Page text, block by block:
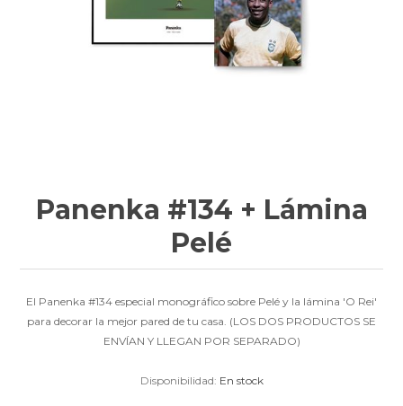
Panenka #134 + Lámina
Pelé
El Panenka #134 especial monográfico sobre Pelé y la lámina 'O Rei'
para decorar la mejor pared de tu casa. (LOS DOS PRODUCTOS SE
ENVÍAN Y LLEGAN POR SEPARADO)
Disponibilidad: En stock